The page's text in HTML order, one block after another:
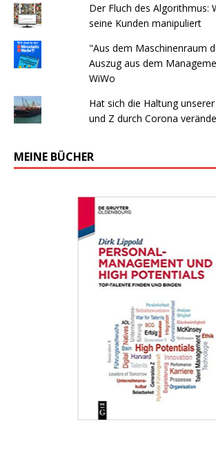
Der Fluch des Algorithmus:
seine Kunden manipuliert
"Aus dem Maschinenraum
Auszug aus dem
WiWo
Hat sich die Haltung
und Z durch Corona
MEINE BÜCHER